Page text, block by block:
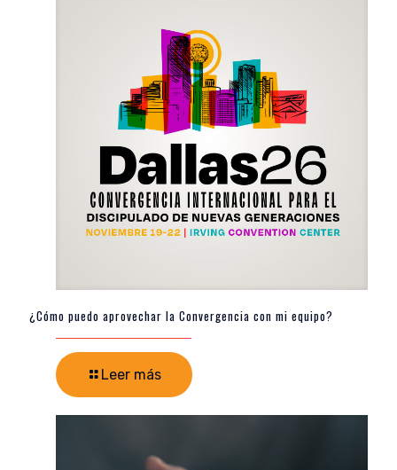
¿Cómo puedo aprovechar la Convergencia con mi equipo?
Leer más